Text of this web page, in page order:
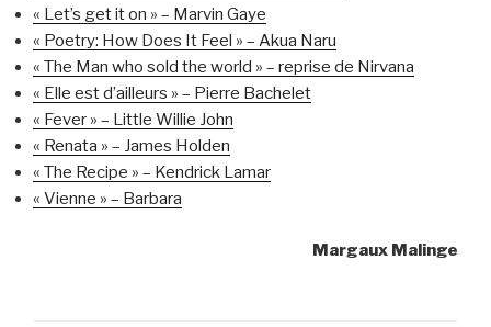
« Let’s get it on » – Marvin Gaye
« Poetry: How Does It Feel » – Akua Naru
« The Man who sold the world » – reprise de Nirvana
« Elle est d’ailleurs » – Pierre Bachelet
« Fever » – Little Willie John
« Renata » – James Holden
« The Recipe » – Kendrick Lamar
« Vienne » – Barbara
Margaux Malinge